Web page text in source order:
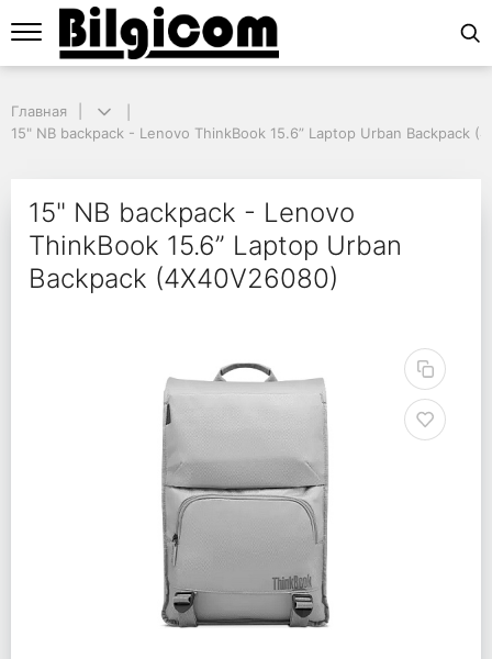
15" NB backpack - Lenovo ThinkBook 15.6” Laptop Urban Backpack
15" NB backpack -
Главная
15" NB backpack - Lenovo ThinkBook 15.6” Laptop Urban Backpack
15" NB backpack - Lenovo
ThinkBook 15.6” Laptop Urban
Backpack (4X40V26080)